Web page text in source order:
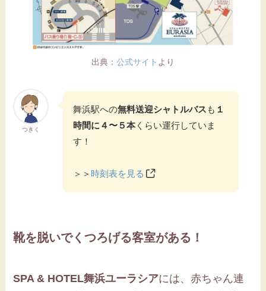
出典： 公式サイト より
つきく
舞浜駅への無料送迎シャトルバス も １
時間に４〜５本くらい運行していま
す！
＞＞ 時刻表を見る
靴を脱いでくつろげる客室がある！
SPA & HOTEL舞浜ユーラシアには、赤ちゃん連